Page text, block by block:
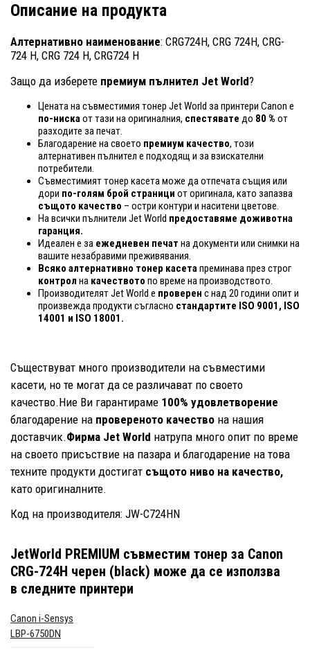
Описание на продукта
Алтернативно наименование: CRG724H, CRG 724H, CRG-
724 H, CRG 724 H, CRG724 H
Защо да изберете премиум пълнител Jet World?
Цената на съвместимия тонер Jet World за принтери Canon е
по-нискаот тази на оригиналния, спестявате до 80 % от
разходите за печат.
Благодарение на своето премиум качество, този
алтернативен пълнител е подходящ и за взискателни
потребители.
Съвместимият тонер касета може да отпечата същия или
дори по-голям брой страници от оригинала, като запазва
същото качество – остри контури и наситени цветове.
На всички пълнители Jet World предоставяме доживотна
гаранция.
Идеален е за ежедневен печат на документи или снимки на
вашите незабравими преживявания.
Всяко алтернативно тонер касетапреминава през строг
контрол на качеството по време на производството.
Производителят Jet World е проверен с над 20 години опит и
произвежда продукти съгласно стандартите ISO 9001, ISO
14001 и ISO 18001.
Съществуват много производители на съвместими
касети, но те могат да се различават по своето
качество.Ние Ви гарантираме 100% удовлетворение
благодарение на провереното качество на нашия
доставчик.Фирма Jet World натрупа много опит по време
на своето присъствие на пазара и благодарение на това
техните продукти достигат същото ниво на качество,
като оригиналните.
Код на производителя: JW-C724HN
JetWorld PREMIUM съвместим тонер за Canon
CRG-724H черен (black) може да се използва
в следните принтери
Canon i-Sensys
LBP-6750DN